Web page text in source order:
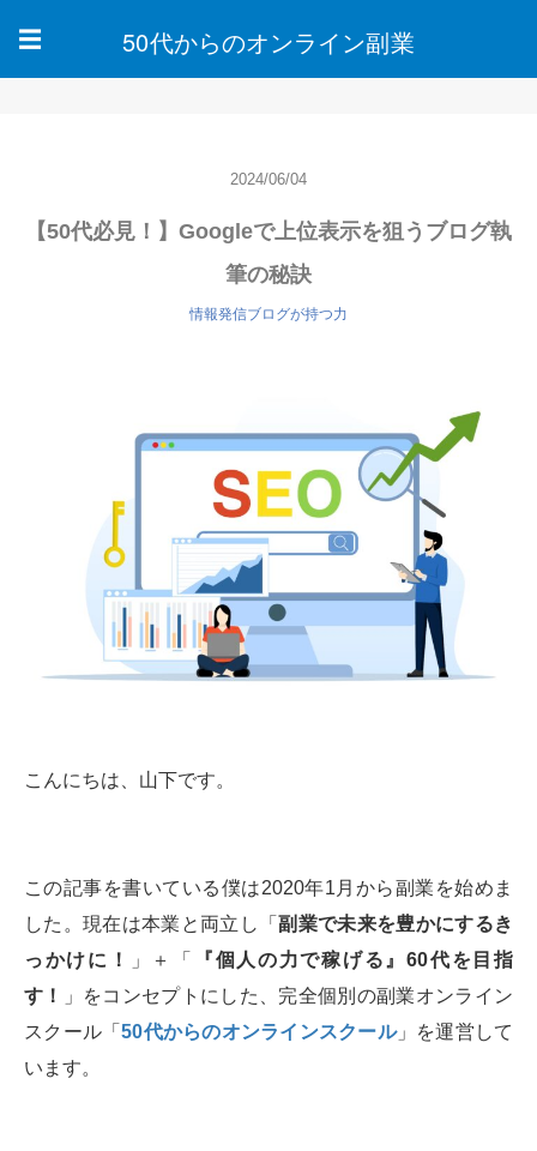
☰ 50代からのオンライン副業
2024/06/04
【50代必見！】Googleで上位表示を狙うブログ執
筆の秘訣
情報発信ブログが持つ力
こんにちは、山下です。
この記事を書いている僕は2020年1月から副業を始めま
した。現在は本業と両立し「副業で未来を豊かにするき
っかけに！
」＋「
『個人の力で稼げる』60代を目指
す！
」をコンセプトにした、完全個別の副業オンライン
スクール「50代からのオンラインスクール」を運営して
います。